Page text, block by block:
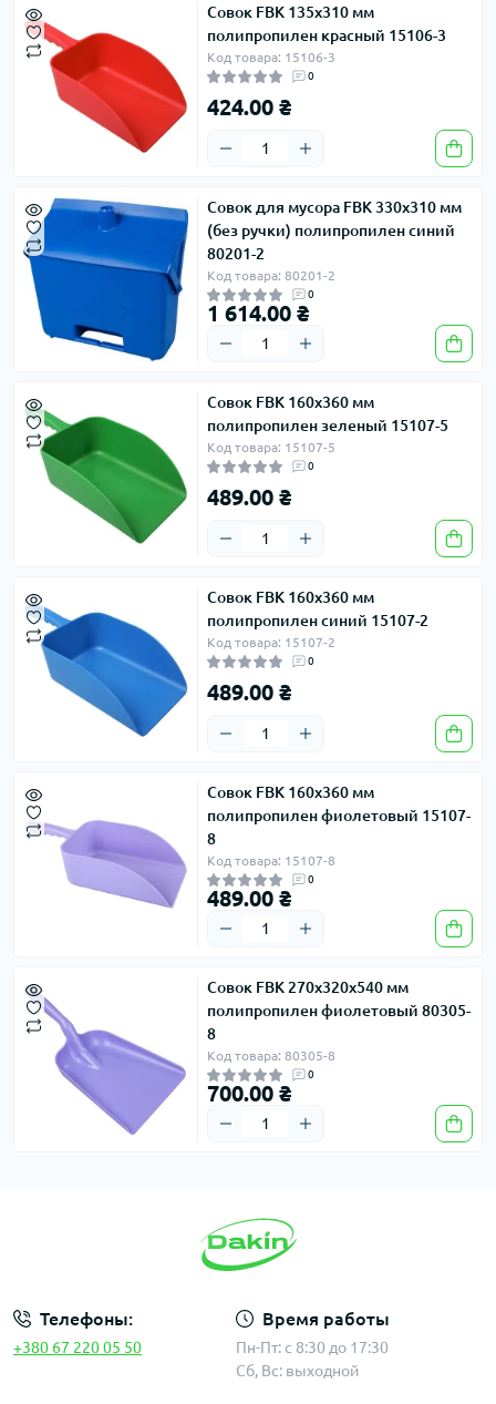
Совок FBK 135х310 мм
полипропилен красный 15106-3
Код товара: 15106-3
0
424.00 ₴
Совок для мусора FBK 330х310 мм
(без ручки) полипропилен синий
80201-2
Код товара: 80201-2
0
1 614.00 ₴
Совок FBK 160х360 мм
полипропилен зеленый 15107-5
Код товара: 15107-5
0
489.00 ₴
Совок FBK 160х360 мм
полипропилен синий 15107-2
Код товара: 15107-2
0
489.00 ₴
Совок FBK 160х360 мм
полипропилен фиолетовый 15107-
8
Код товара: 15107-8
0
489.00 ₴
Совок FBK 270х320х540 мм
полипропилен фиолетовый 80305-
8
Код товара: 80305-8
0
700.00 ₴
Телефоны:
+380 67 220 05 50
Время работы
Пн-Пт: с 8:30 до 17:30
Сб, Вс: выходной